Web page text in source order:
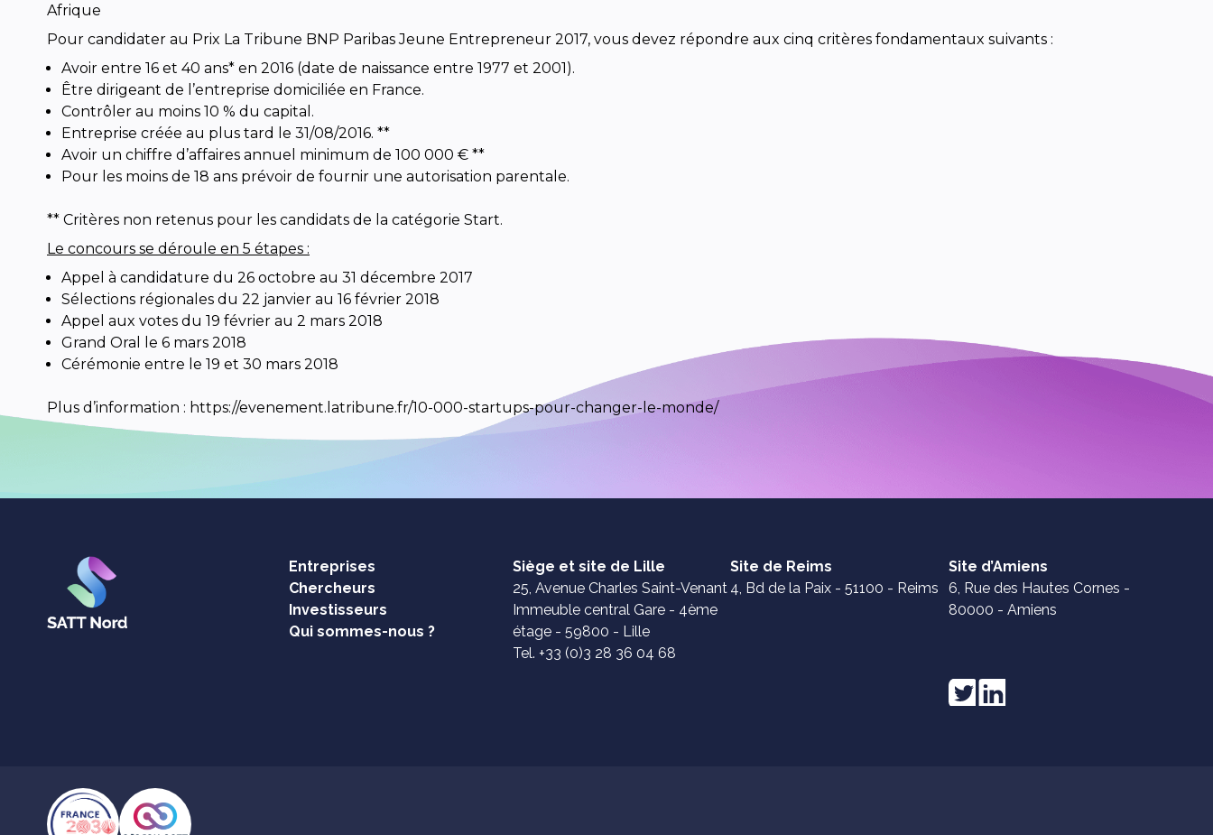
Afrique
Pour candidater au Prix La Tribune BNP Paribas Jeune Entrepreneur 2017, vous devez répondre aux cinq critères fondamentaux suivants :
Avoir entre 16 et 40 ans* en 2016 (date de naissance entre 1977 et 2001).
Être dirigeant de l’entreprise domiciliée en France.
Contrôler au moins 10 % du capital.
Entreprise créée au plus tard le 31/08/2016. **
Avoir un chiffre d’affaires annuel minimum de 100 000 € **
Pour les moins de 18 ans prévoir de fournir une autorisation parentale.
** Critères non retenus pour les candidats de la catégorie Start.
Le concours se déroule en 5 étapes :
Appel à candidature du 26 octobre au 31 décembre 2017
Sélections régionales du 22 janvier au 16 février 2018
Appel aux votes du 19 février au 2 mars 2018
Grand Oral le 6 mars 2018
Cérémonie entre le 19 et 30 mars 2018
Plus d’information : https://evenement.latribune.fr/10-000-startups-pour-changer-le-monde/
Entreprises
Chercheurs
Investisseurs
Qui sommes-nous ?
Siège et site de Lille
25, Avenue Charles Saint-Venant
Immeuble central Gare - 4ème
étage - 59800 - Lille
Tel. +33 (0)3 28 36 04 68
Site de Reims
4, Bd de la Paix - 51100 - Reims
Site d’Amiens
6, Rue des Hautes Cornes -
80000 - Amiens